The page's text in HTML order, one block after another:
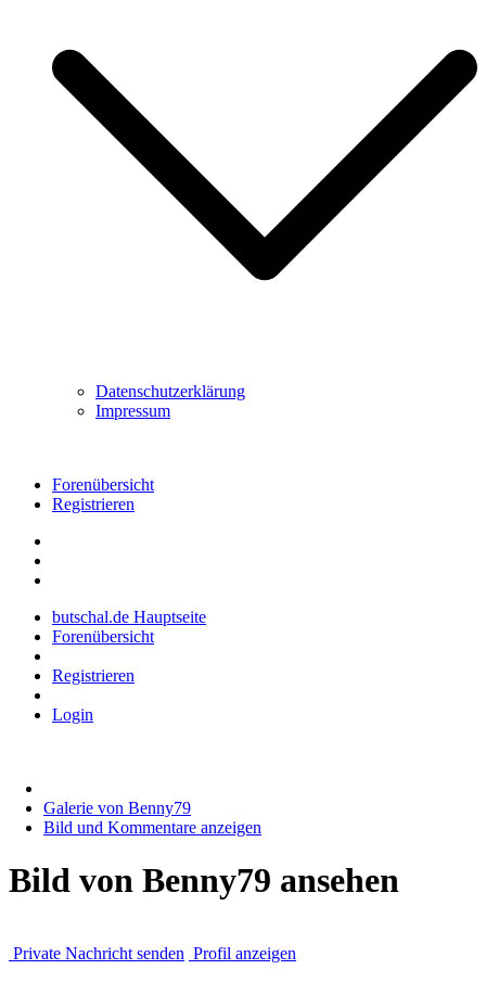
Datenschutzerklärung
Impressum
Forenübersicht
Registrieren
butschal.de Hauptseite
Forenübersicht
Registrieren
Login
Galerie von Benny79
Bild und Kommentare anzeigen
Bild von Benny79 ansehen
Private Nachricht senden Profil anzeigen